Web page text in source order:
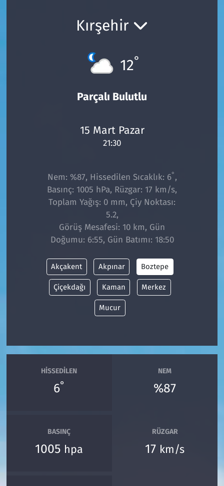
Kırşehir
12°
Parçalı Bulutlu
15 Mart Pazar
21:30
Nem: %87, Hissedilen Sıcaklık: 6° ,
Basınç: 1005 hPa, Rüzgar: 17 km/s,
Toplam Yağış: 0 mm, Çiy Noktası:
5.2,
Görüş Mesafesi: 10 km, Gün
Doğumu: 6:55, Gün Batımı: 18:50
Akçakent Akpınar Boztepe
Çiçekdağı Kaman Merkez
Mucur
HISSEDILEN
6°
NEM
%87
BASINÇ
1005 hpa
RÜZGAR
17 km/s
Kültür Sanat
Saray
Spor
Süleymanpaşa